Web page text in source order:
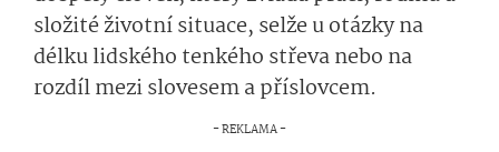
složité životní situace, selže u otázky na
délku lidského tenkého střeva nebo na
rozdíl mezi slovesem a příslovcem.